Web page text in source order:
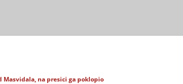
Masvidala, na presici ga poklopio